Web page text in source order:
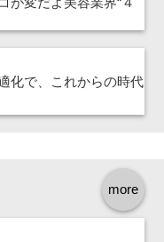
化で、これからの時代
more